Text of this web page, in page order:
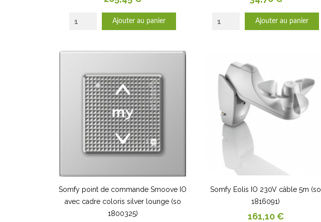
Ajouter au panier Ajouter au panier
Somfy point de commande Smoove IO
avec cadre coloris silver lounge (so
1800325)
Somfy Eolis IO 230V câble 5m (so
1816091)
Prix
161,10 €